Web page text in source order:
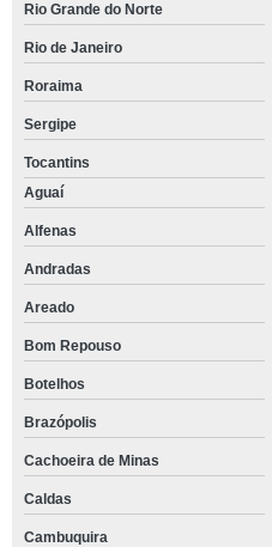
Rio Grande do Norte
Rio de Janeiro
Roraima
Sergipe
Tocantins
Aguaí
Alfenas
Andradas
Areado
Bom Repouso
Botelhos
Brazópolis
Cachoeira de Minas
Caldas
Cambuquira